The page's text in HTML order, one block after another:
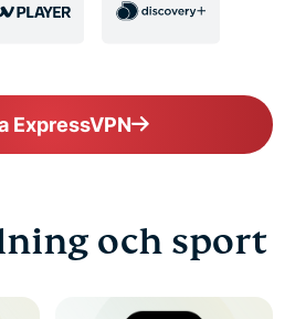
ExpressVPN
och sport